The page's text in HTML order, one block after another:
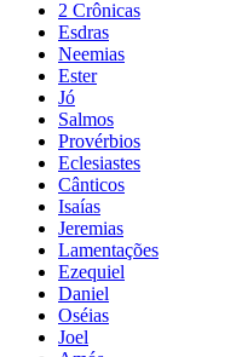
2 Crônicas
Esdras
Neemias
Ester
Jó
Salmos
Provérbios
Eclesiastes
Cânticos
Isaías
Jeremias
Lamentações
Ezequiel
Daniel
Oséias
Joel